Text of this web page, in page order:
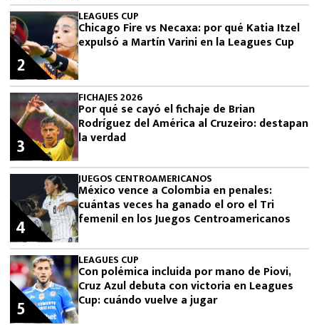
LEAGUES CUP
Chicago Fire vs Necaxa: por qué Katia Itzel
expulsó a Martín Varini en la Leagues Cup
2
FICHAJES 2026
Por qué se cayó el fichaje de Brian
Rodríguez del América al Cruzeiro: destapan
la verdad
3
JUEGOS CENTROAMERICANOS
México vence a Colombia en penales:
cuántas veces ha ganado el oro el Tri
femenil en los Juegos Centroamericanos
4
LEAGUES CUP
Con polémica incluida por mano de Piovi,
Cruz Azul debuta con victoria en Leagues
Cup: cuándo vuelve a jugar
5